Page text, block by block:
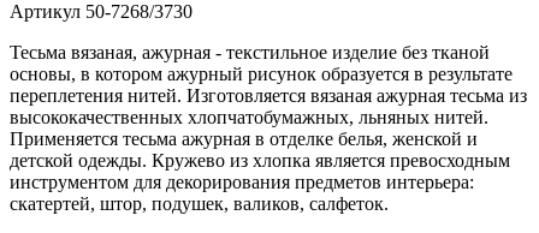
Артикул 50-7268/3730
Тесьма вязаная, ажурная - текстильное изделие без тканой
основы, в котором ажурный рисунок образуется в результате
переплетения нитей. Изготовляется вязаная ажурная тесьма из
высококачественных хлопчатобумажных, льняных нитей.
Применяется тесьма ажурная в отделке белья, женской и
детской одежды. Кружево из хлопка является превосходным
инструментом для декорирования предметов интерьера:
скатертей, штор, подушек, валиков, салфеток.